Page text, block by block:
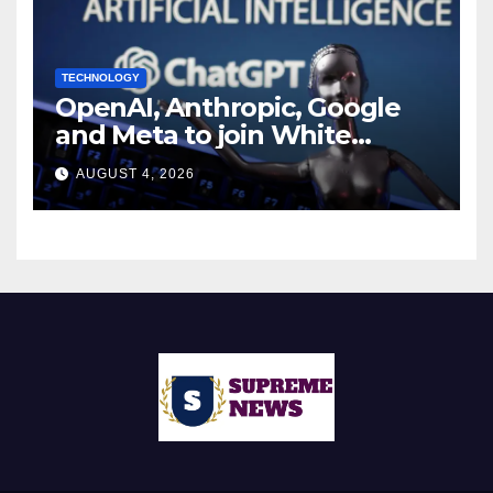
TECHNOLOGY
OpenAI, Anthropic, Google
and Meta to join White
House AI security meeting
AUGUST 4, 2026